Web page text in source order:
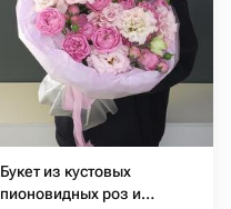
Букет из кустовых
пионовидных роз и